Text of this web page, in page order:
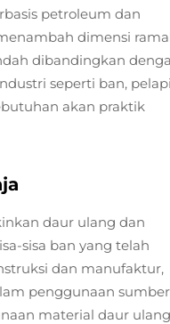
petroleum dan
dimensi
dibandingkan
seperti ban,
akan praktik
daur ulang dan
sisa ban yang telah
dan manufaktur,
penggunaan
material daur